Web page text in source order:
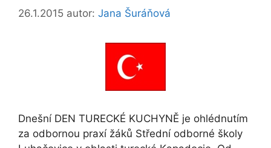
26.1.2015 autor: Jana Šuráňová
Dnešní DEN TURECKÉ KUCHYNĚ je ohlédnutím
za odbornou praxí žáků Střední odborné školy